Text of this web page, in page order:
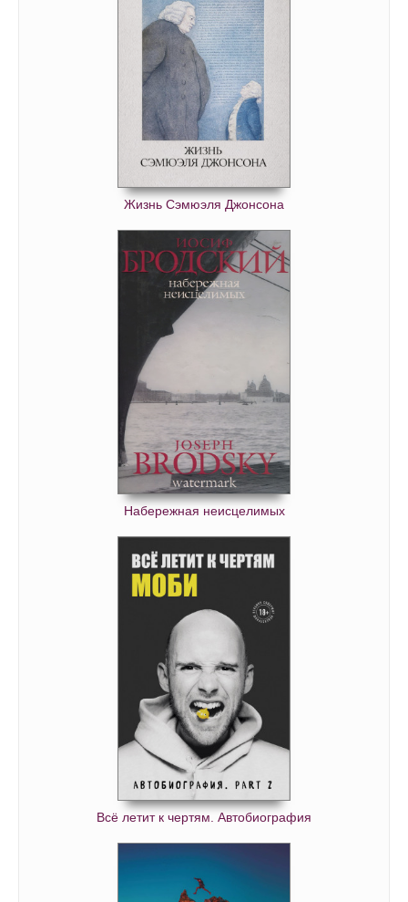
Жизнь Сэмюэля Джонсона
Набережная неисцелимых
Всё летит к чертям. Автобиография